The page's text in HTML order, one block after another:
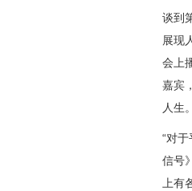
谈到
展现
会上
嘉宾
人生。
“对于
信号
上有